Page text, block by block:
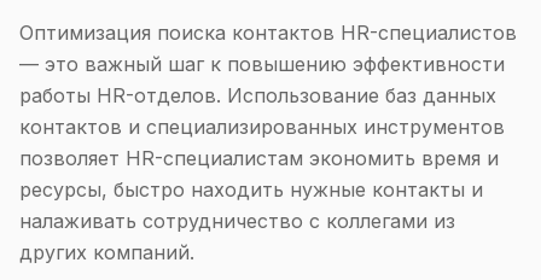
Оптимизация поиска контактов HR-специалистов
— это важный шаг к повышению эффективности
работы HR-отделов. Использование баз данных
контактов и специализированных инструментов
позволяет HR-специалистам экономить время и
ресурсы, быстро находить нужные контакты и
налаживать сотрудничество с коллегами из
других компаний.